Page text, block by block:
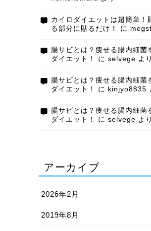
カイロダイエットは超簡単！
る部分に貼るだけ！
に
腸サビとは？痩せる腸内細菌
ダイエット！
に selvege より
腸サビとは？痩せる腸内細菌
ダイエット！
に kinjyo8835
腸サビとは？痩せる腸内細菌
ダイエット！
に selvege より
アーカイブ
2026年2月
2019年8月